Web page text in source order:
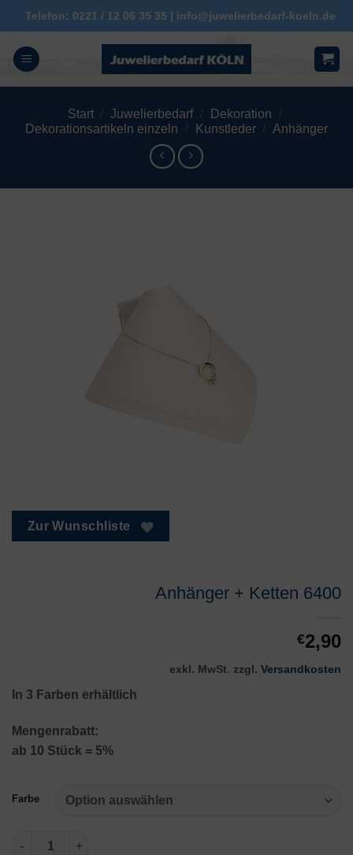
Zum
Inhalt
springen
Telefon: 0221 / 12 06 35 35 | info@juwelierbedarf-koeln.de
Start / Juwelierbedarf / Dekoration
/
Dekorationsartikeln einzeln
/ Kunstleder / Anhänger
Zur Wunschliste
Anhänger + Ketten 6400
€2,90
exkl. MwSt. zzgl. Versandkosten
In 3 Farben erhältlich
Mengenrabatt:
ab 10 Stück = 5%
Farbe
Anhänger + Ketten 6400 Menge